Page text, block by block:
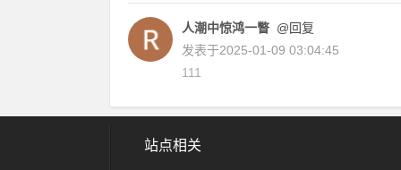
人潮中惊鸿一瞥 @回复
发表于2025-01-09 03:04:45
111
站点相关